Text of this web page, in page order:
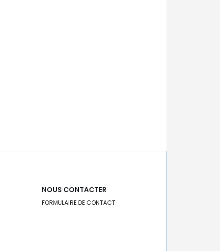
NOUS CONTACTER
FORMULAIRE DE CONTACT